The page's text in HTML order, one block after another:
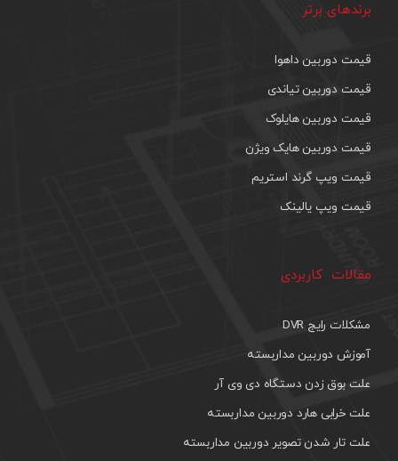
برندهای برتر
قیمت دوربین داهوا
قیمت دوربین تیاندی
قیمت دوربین هایلوک
قیمت دوربین هایک ویژن
قیمت ویپ گرند استریم
قیمت ویپ یالینک
مقالات کاربردی
مشکلات رایج DVR
آموزش دوربین مداربسته
علت بوق زدن دستگاه دی وی آر
علت خرابی هارد دوربین مداربسته
علت تار شدن تصویر دوربین مداربسته